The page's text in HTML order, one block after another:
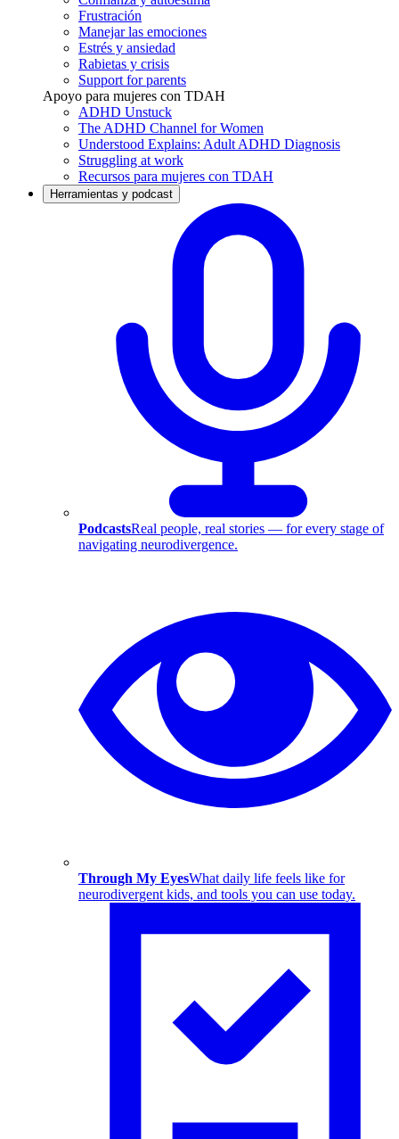
Frustración
Manejar las emociones
Estrés y ansiedad
Rabietas y crisis
Support for parents
Apoyo para mujeres con TDAH
ADHD Unstuck
The ADHD Channel for Women
Understood Explains: Adult ADHD Diagnosis
Struggling at work
Recursos para mujeres con TDAH
Herramientas y podcast
PodcastsReal people, real stories — for every stage of
navigating neurodivergence.
Through My EyesWhat daily life feels like for
neurodivergent kids, and tools you can use today.